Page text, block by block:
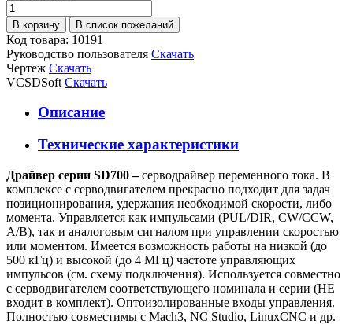
Код товара: 10191
Руководство пользователя Скачать
Чертеж Скачать
VCSDSoft Скачать
Описание
Технические характеристики
Драйвер серии SD700 –серводрайвер переменного тока. В
комплексе с серводвигателем прекрасно подходит для задач
позиционирования, удержания необходимой скорости, либо
момента. Управляется как импульсами (PUL/DIR, CW/CCW,
A/B), так и аналоговым сигналом при управлении скоростью
или моментом. Имеется возможность работы на низкой (до
500 кГц) и высокой (до 4 МГц) частоте управляющих
импульсов (см. схему подключения). Используется совместно
с серводвигателем соответствующего номинала и серии (НЕ
входит в комплект). Оптоизолированные входы управления.
Полностью совместимы с Mach3, NC Studio, LinuxCNC и др.